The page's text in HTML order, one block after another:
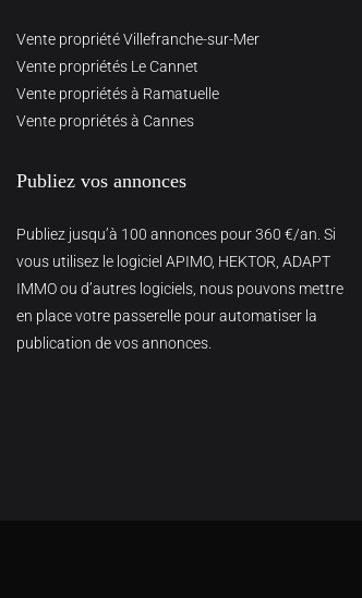
Vente propriété Villefranche-sur-Mer
Vente propriétés Le Cannet
Vente propriétés à Ramatuelle
Vente propriétés à Cannes
Publiez vos annonces
Publiez jusqu’à 100 annonces pour 360 €/an. Si
vous utilisez le logiciel APIMO, HEKTOR, ADAPT
IMMO ou d’autres logiciels, nous pouvons mettre
en place votre passerelle pour automatiser la
publication de vos annonces.